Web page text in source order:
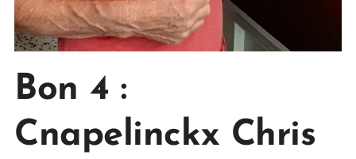
Bon 4:
Cnapelinckx Chris